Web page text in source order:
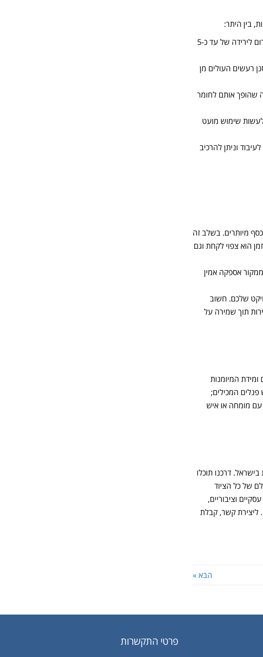
בין היתר:
היתרון המרכזי לשמו נועד הפאנל הוא וויסות טמפרטורת הבית. בקיץ, יכולים הפאנלים לגרום לירידה של עד כ-5
רעשים העולים מן
שהופך אותם לחומר
שימוש מועט
וניתן להרכיב
כסף מיותרים. בשלב זה
הוא צפוי לקחת וגם
אספקה אמין
שלכם. חשוב
תוך שמירה על
המיומנות
המכילים;
עם מומחה או איש
והמובילות בישראל. דרכנו תוכלו
של כל הציוד
וציבוריים,
ליצירת קשר, קבלת
הבא »
פרטי התקשרות